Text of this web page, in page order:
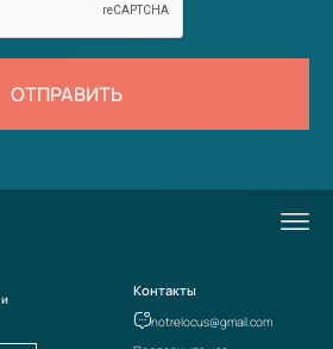
ОТПРАВИТЬ
Контакты
notrelocus@gmail.com